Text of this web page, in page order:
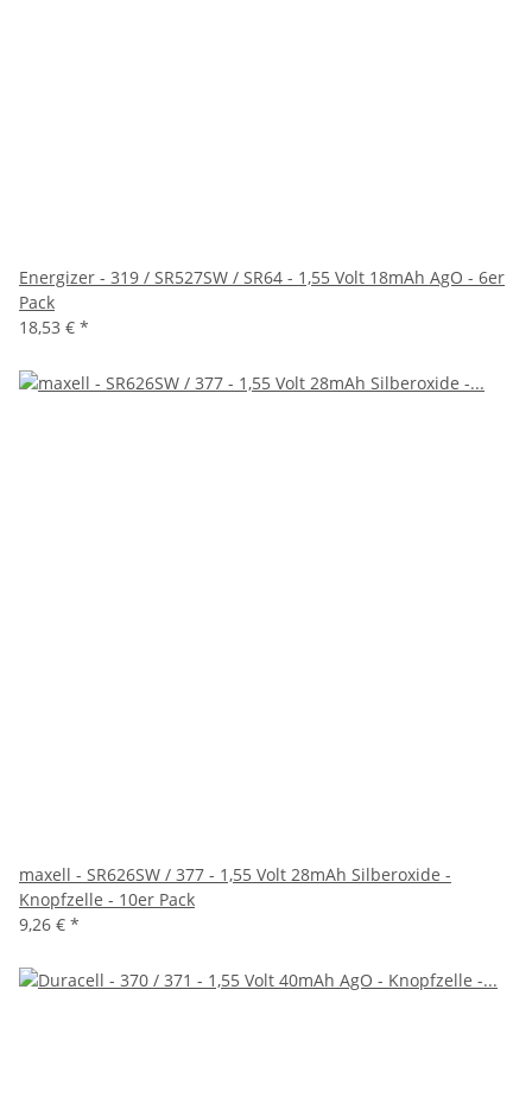
Energizer - 319 / SR527SW / SR64 - 1,55 Volt 18mAh AgO - 6er
Pack
18,53 € *
maxell - SR626SW / 377 - 1,55 Volt 28mAh Silberoxide -
Knopfzelle - 10er Pack
9,26 € *